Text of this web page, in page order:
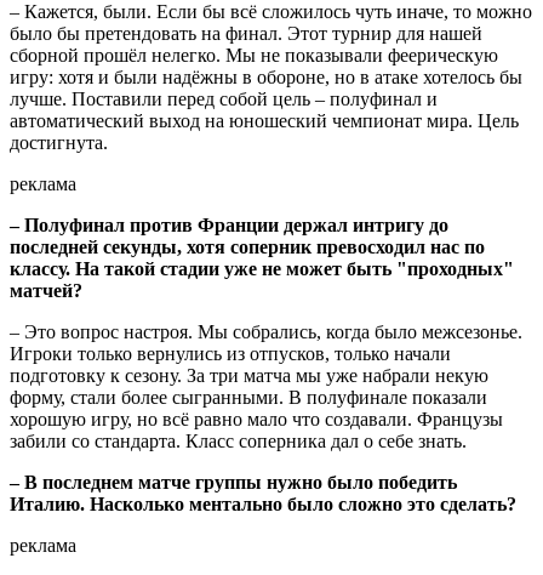
– Кажется, были. Если бы всё сложилось чуть иначе, то можно
было бы претендовать на финал. Этот турнир для нашей
сборной прошёл нелегко. Мы не показывали феерическую
игру: хотя и были надёжны в обороне, но в атаке хотелось бы
лучше. Поставили перед собой цель – полуфинал и
автоматический выход на юношеский чемпионат мира. Цель
достигнута.
реклама
– Полуфинал против Франции держал интригу до
последней секунды, хотя соперник превосходил нас по
классу. На такой стадии уже не может быть "проходных"
матчей?
– Это вопрос настроя. Мы собрались, когда было межсезонье.
Игроки только вернулись из отпусков, только начали
подготовку к сезону. За три матча мы уже набрали некую
форму, стали более сыгранными. В полуфинале показали
хорошую игру, но всё равно мало что создавали. Французы
забили со стандарта. Класс соперника дал о себе знать.
– В последнем матче группы нужно было победить
Италию. Насколько ментально было сложно это сделать?
реклама